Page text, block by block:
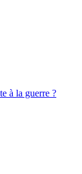
à la guerre ?